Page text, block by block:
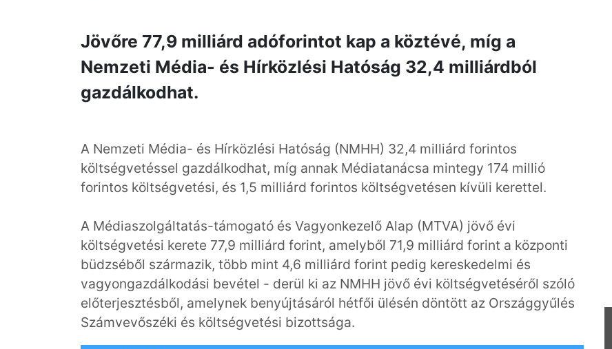
Jövőre 77,9 milliárd adóforintot kap a köztévé, míg a
Nemzeti Média- és Hírközlési Hatóság 32,4 milliárdból
gazdálkodhat.
A Nemzeti Média- és Hírközlési Hatóság (NMHH) 32,4 milliárd forintos
költségvetéssel gazdálkodhat, míg annak Médiatanácsa mintegy 174 millió
forintos költségvetési, és 1,5 milliárd forintos költségvetésen kívüli kerettel.
A Médiaszolgáltatás-támogató és Vagyonkezelő Alap (MTVA) jövő évi
költségvetési kerete 77,9 milliárd forint, amelyből 71,9 milliárd forint a központi
büdzséből származik, több mint 4,6 milliárd forint pedig kereskedelmi és
vagyongazdálkodási bevétel - derül ki az NMHH jövő évi költségvetéséről szóló
előterjesztésből, amelynek benyújtásáról hétfői ülésén döntött az Országgyűlés
Számvevőszéki és költségvetési bizottsága.